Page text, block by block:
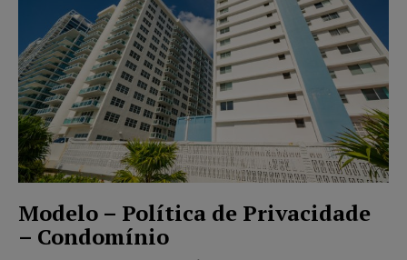
Modelo – Política de Privacidade
– Condomínio